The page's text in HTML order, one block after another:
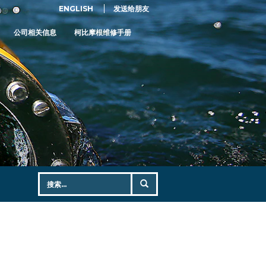
ENGLISH 发送给朋友
公司相关信息 柯比摩根维修手册